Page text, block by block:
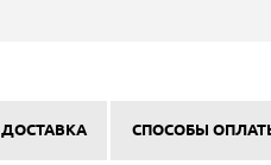
ДОСТАВКА СПОСОБЫ